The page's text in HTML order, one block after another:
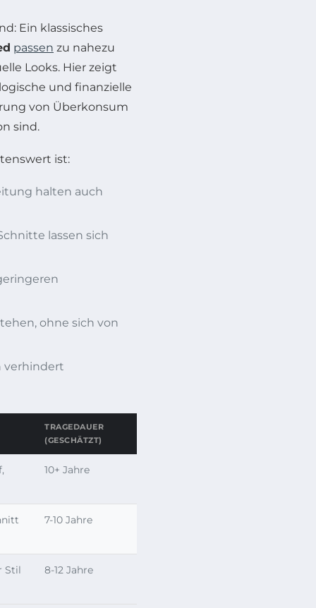
Ein klassisches
passen zu nahezu
Looks. Hier zeigt
und finanzielle
von Überkonsum
sind.
ist:
halten auch
lassen sich
ohne sich von
verhindert
TRAGEDAUER
(GESCHÄTZT)
10+ Jahre
7-10 Jahre
Stil 8-12 Jahre